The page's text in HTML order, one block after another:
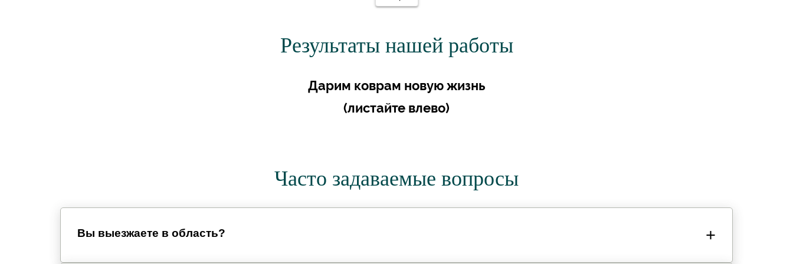
Результаты нашей работы
Дарим коврам новую жизнь
(листайте влево)
Часто задаваемые вопросы
Вы выезжаете в область?